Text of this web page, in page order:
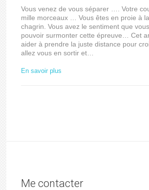
Vous venez de vous séparer …. Votre
mille morceaux … Vous êtes en proie à
chagrin. Vous avez le sentiment que
pouvoir surmonter cette épreuve… Cet
aider à prendre la juste distance pour
allez vous en sortir et…
En savoir plus
Me contacter